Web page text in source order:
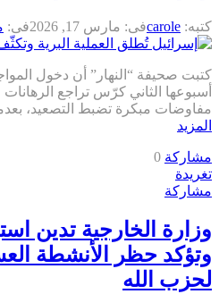
كتبه: caroleفى: مارس 17, 2026 فى:
كتبت صحيفة “النهار” أن دخول
أسبوعها الثاني كرّس تراجع
مفاوضات مبكرة تضبط التصعيد،
المزيد
مشاركة 0
تغريدة
مشاركة
وزارة الخارجية تدين
وتؤكد حظر الأنشطة
لحزب الله